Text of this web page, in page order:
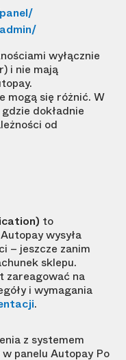
wyłącznie
i nie mają
mogą się różnić. W
dokładnie
od
to
wysyła
– jeszcze zanim
sklepu.
zareagować na
i wymagania
.
z systemem
panelu Autopay Po